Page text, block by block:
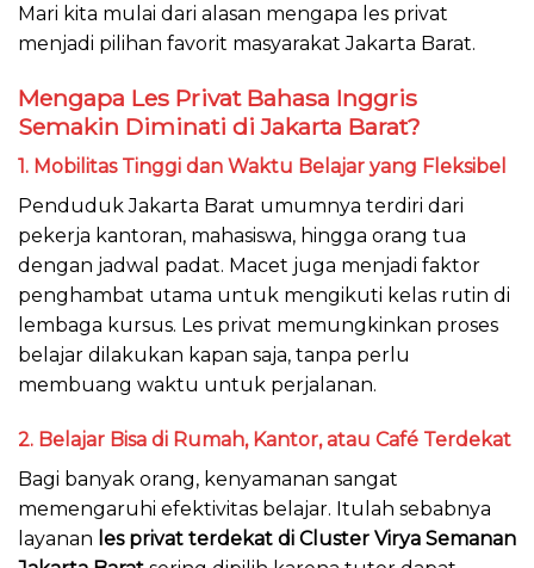
Mari kita mulai dari alasan mengapa les privat
menjadi pilihan favorit masyarakat Jakarta Barat.
Mengapa Les Privat Bahasa Inggris
Semakin Diminati di Jakarta Barat?
1. Mobilitas Tinggi dan Waktu Belajar yang Fleksibel
Penduduk Jakarta Barat umumnya terdiri dari
pekerja kantoran, mahasiswa, hingga orang tua
dengan jadwal padat. Macet juga menjadi faktor
penghambat utama untuk mengikuti kelas rutin di
lembaga kursus. Les privat memungkinkan proses
belajar dilakukan kapan saja, tanpa perlu
membuang waktu untuk perjalanan.
2. Belajar Bisa di Rumah, Kantor, atau Café Terdekat
Bagi banyak orang, kenyamanan sangat
memengaruhi efektivitas belajar. Itulah sebabnya
layanan les privat terdekat di Cluster Virya Semanan